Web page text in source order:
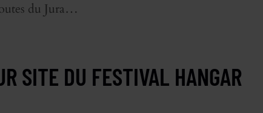
du Jura…
SITE DU FESTIVAL HANGAR